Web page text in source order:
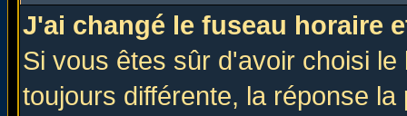
J'ai changé le fuseau horaire
Si vous êtes sûr d'avoir choisi
toujours différente, la réponse